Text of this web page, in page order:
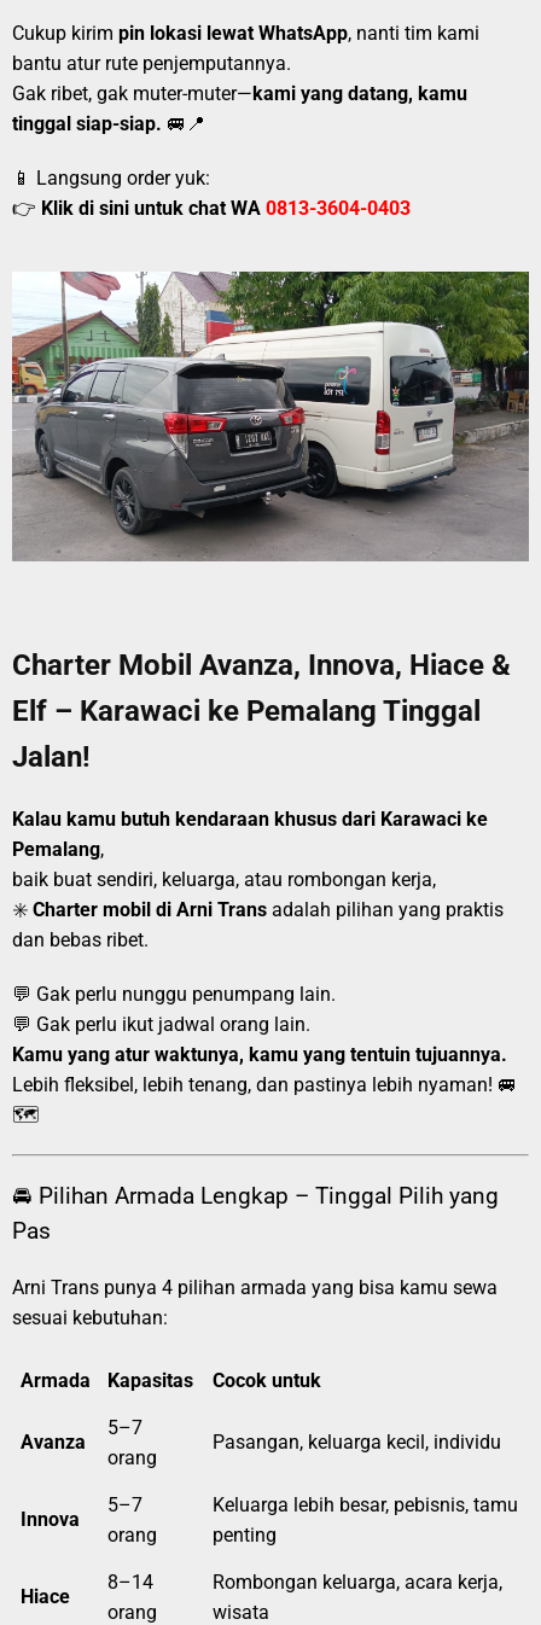
Cukup kirim pin lokasi lewat WhatsApp, nanti tim kami
bantu atur rute penjemputannya.
Gak ribet, gak muter-muter—kami yang datang, kamu
tinggal siap-siap. 🚐📍
📱 Langsung order yuk:
👉 Klik di sini untuk chat WA 0813-3604-0403
Charter Mobil Avanza, Innova, Hiace &
Elf – Karawaci ke Pemalang Tinggal
Jalan!
Kalau kamu butuh kendaraan khusus dari Karawaci ke
Pemalang,
baik buat sendiri, keluarga, atau rombongan kerja,
✳️ Charter mobil di Arni Trans adalah pilihan yang praktis
dan bebas ribet.
💬 Gak perlu nunggu penumpang lain.
💬 Gak perlu ikut jadwal orang lain.
Kamu yang atur waktunya, kamu yang tentuin tujuannya.
Lebih fleksibel, lebih tenang, dan pastinya lebih nyaman! 🚐
🗺️
🚘 Pilihan Armada Lengkap – Tinggal Pilih yang
Pas
Arni Trans punya 4 pilihan armada yang bisa kamu sewa
sesuai kebutuhan:
Armada Kapasitas Cocok untuk
Avanza
5–7
orang
Pasangan, keluarga kecil, individu
Innova
5–7
orang
Keluarga lebih besar, pebisnis, tamu
penting
Hiace
8–14
orang
Rombongan keluarga, acara kerja,
wisata